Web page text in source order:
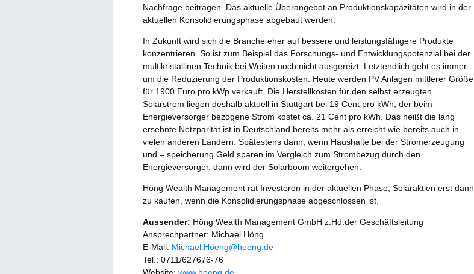
Nachfrage beitragen. Das aktuelle Überangebot an Produktionskapazitäten wird in der
aktuellen Konsolidierungsphase abgebaut werden.
In Zukunft wird sich die Branche eher auf bessere und leistungsfähigere Produkte
konzentrieren. So ist zum Beispiel das Forschungs- und Entwicklungspotenzial bei der
multikristallinen Technik bei Weiten noch nicht ausgereizt. Letztendlich geht es immer
um die Reduzierung der Produktionskosten. Heute werden PV Anlagen mittlerer Größe
für 1900 Euro pro kWp verkauft. Die Herstellkosten für den selbst erzeugten
Solarstrom liegen deshalb aktuell in Stuttgart bei 19 Cent pro kWh, der beim
Energieversorger bezogene Strom kostet ca. 21 Cent pro kWh. Das heißt die lang
ersehnte Netzparität ist in Deutschland bereits mehr als erreicht wie bereits auch in
vielen anderen Ländern. Spätestens dann, wenn Haushalte bei der Stromerzeugung
und – speicherung Geld sparen im Vergleich zum Strombezug durch den
Energieversorger, dann wird der Solarboom weitergehen.
Höng Wealth Management rät Investoren in der aktuellen Phase, Solaraktien erst dann
zu kaufen, wenn die Konsolidierungsphase abgeschlossen ist.
Aussender: Höng Wealth Management GmbH z.Hd.der Geschäftsleitung
Ansprechpartner: Michael Höng
E-Mail: Michael.Hoeng@hoeng.de
Tel.: 0711/627676-76